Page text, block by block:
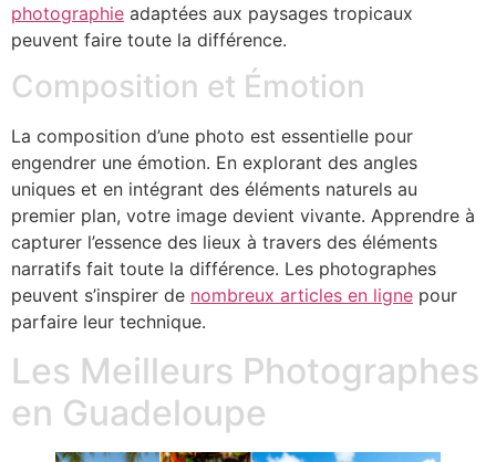
photographie adaptées aux paysages tropicaux
peuvent faire toute la différence.
Composition et Émotion
La composition d’une photo est essentielle pour
engendrer une émotion. En explorant des angles
uniques et en intégrant des éléments naturels au
premier plan, votre image devient vivante. Apprendre à
capturer l’essence des lieux à travers des éléments
narratifs fait toute la différence. Les photographes
peuvent s’inspirer de nombreux articles en ligne pour
parfaire leur technique.
Les Meilleurs Photographes
en Guadeloupe